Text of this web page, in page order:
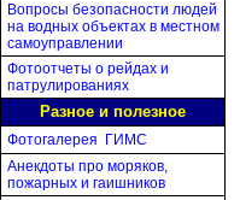
Вопросы безопасности людей
на водных объектах в местном
самоуправлении
Фотоотчеты о рейдах и
патрулированиях
Разное и полезное
Фотогалерея ГИМС
Анекдоты про моряков,
пожарных и гаишников